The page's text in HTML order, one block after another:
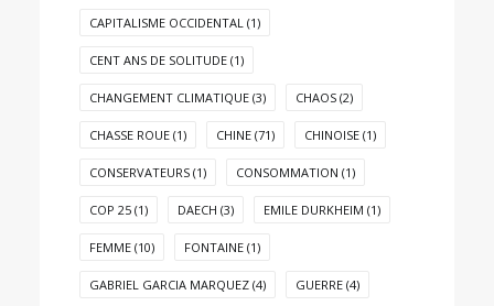
CAPITALISME OCCIDENTAL (1)
CENT ANS DE SOLITUDE (1)
CHANGEMENT CLIMATIQUE (3) CHAOS (2)
CHASSE ROUE (1) CHINE (71) CHINOISE (1)
CONSERVATEURS (1) CONSOMMATION (1)
COP 25 (1) DAECH (3) EMILE DURKHEIM (1)
FEMME (10) FONTAINE (1)
GABRIEL GARCIA MARQUEZ (4) GUERRE (4)